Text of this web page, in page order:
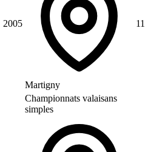
2005
Martigny
11
Championnats valaisans
simples